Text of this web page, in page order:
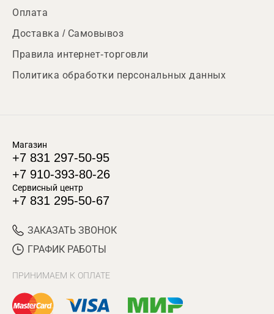
Оплата
Доставка / Самовывоз
Правила интернет-торговли
Политика обработки персональных данных
Магазин
+7 831 297-50-95
+7 910-393-80-26
Сервисный центр
+7 831 295-50-67
ЗАКАЗАТЬ ЗВОНОК
ГРАФИК РАБОТЫ
ПРИНИМАЕМ К ОПЛАТЕ